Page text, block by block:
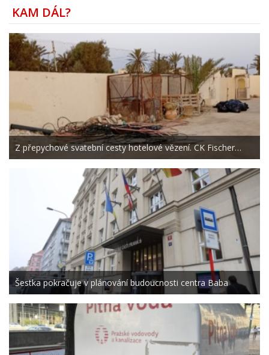
KAM DÁL?
Z přepychové svatební cesty hotelové vězení. CK Fischer…
Šestka pokračuje v plánování budoucnosti centra Baba